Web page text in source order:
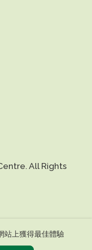
All Rights
站上獲得最佳體驗